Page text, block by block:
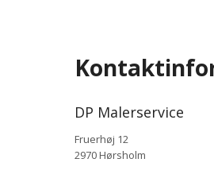
DP Malerservice
Fruerhøj 12
2970 Hørsholm